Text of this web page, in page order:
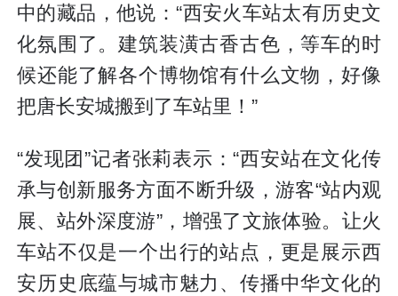
中的藏品，他说：“西安火车站太有历史文
化氛围了。建筑装潢古香古色，等车的时
候还能了解各个博物馆有什么文物，好像
把唐长安城搬到了车站里！”
“发现团”记者张莉表示：“西安站在文化传
承与创新服务方面不断升级，游客“站内观
展、站外深度游”，增强了文旅体验。让火
车站不仅是一个出行的站点，更是展示西
安历史底蕴与城市魅力、传播中华文化的